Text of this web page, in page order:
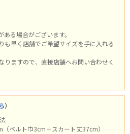
る場合がございます。
も早く店舗でご希望サイズを手に入れる
りますので、直接店舗へお問い合わせく
）
（ベルト巾3cm＋スカート丈37cm）